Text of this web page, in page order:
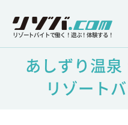
リゾートバイトで働く！遊ぶ！体験する！
あしずり温
リゾート